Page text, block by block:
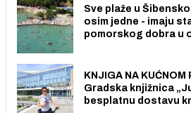
Sve plaže u
osim jedne - imaju
pomorskog dobra u
KNJIGA NA
Gradska knjižnica
besplatnu dostavu